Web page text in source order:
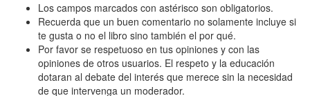
Los campos marcados con astérisco son obligatorios.
Recuerda que un buen comentario no solamente incluye si
te gusta o no el libro sino también el por qué.
Por favor se respetuoso en tus opiniones y con las
opiniones de otros usuarios. El respeto y la educación
dotaran al debate del interés que merece sin la necesidad
de que intervenga un moderador.